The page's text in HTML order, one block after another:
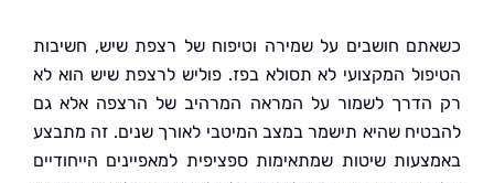
חושבים על שמירה וטיפוח של רצפת שיש, חשיבות
המקצועי לא תסולא בפז. פוליש לרצפת שיש הוא לא
לשמור על המראה המרהיב של הרצפה אלא גם
שהיא תישמר במצב המיטבי לאורך שנים. זה מתבצע
שיטות שמתאימות ספציפית למאפיינים הייחודיים